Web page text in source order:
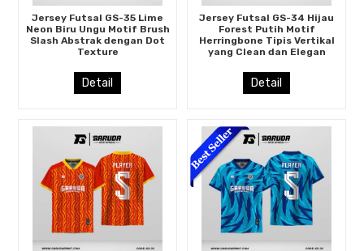
Jersey Futsal GS-35 Lime
Neon Biru Ungu Motif Brush
Slash Abstrak dengan Dot
Texture
Detail
Jersey Futsal GS-34 Hijau
Forest Putih Motif
Herringbone Tipis Vertikal
yang Clean dan Elegan
Detail